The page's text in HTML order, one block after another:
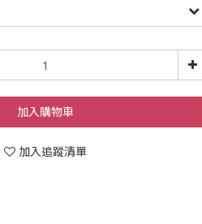
加入購物車
加入追蹤清單